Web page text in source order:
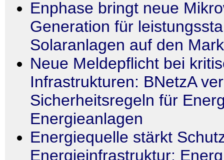
Enphase bringt neue
Generation für
Solaranlagen auf den
Neue Meldepflicht bei
Infrastrukturen: BNetzA
Sicherheitsregeln für
Energieanlagen
Energiequelle stärkt
Energieinfrastruktur: